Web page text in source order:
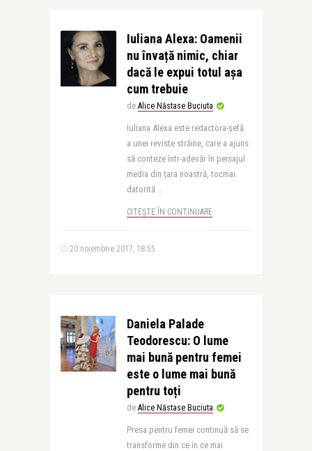
Iuliana Alexa: Oamenii
nu învață nimic, chiar
dacă le expui totul așa
cum trebuie
de Alice Năstase Buciuta
Iuliana Alexa este redactora-șefă
a unei reviste străine, care a ajuns
să conteze într-adevăr în peisajul
media din țara noastră, tocmai
datorită ..
CITEȘTE ÎN CONTINUARE
20 noiembrie 2017, 18:55
Daniela Palade
Teodorescu: O lume
mai bună pentru femei
este o lume mai bună
pentru toți
de Alice Năstase Buciuta
Presa pentru femei continuă să se
transforme din ce în ce mai